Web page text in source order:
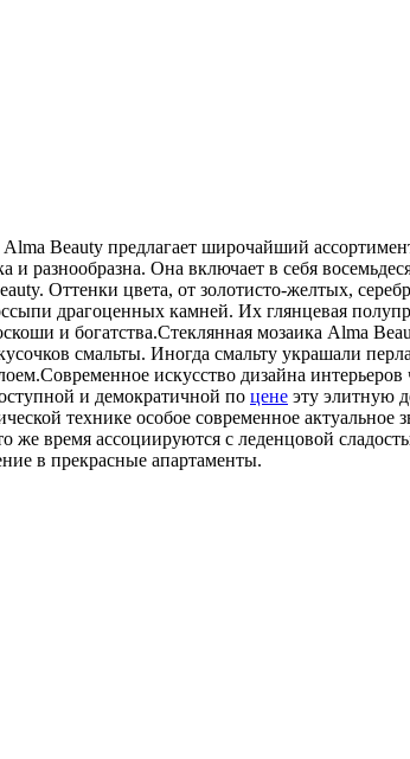
Beauty предлагает широчайший
разнообразна. Она включает в себя
Оттенки цвета, от золотисто-желтых,
драгоценных камней. Их глянцевая
и богатства.Стеклянная мозаика Alma
смальты. Иногда смальту украшали
искусство дизайна
и демократичной по цене эту элитную
технике особое современное
же время ассоциируются с леденцовой
в прекрасные апартаменты.